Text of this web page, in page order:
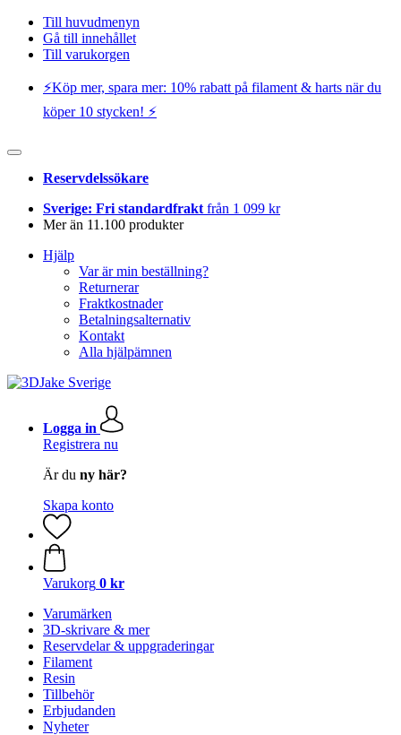
Till huvudmenyn
Gå till innehållet
Till varukorgen
⚡️Köp mer, spara mer: 10% rabatt på filament & harts när du
köper 10 stycken! ⚡️
Reservdelssökare
Sverige: Fri standardfrakt från 1 099 kr
Mer än 11.100 produkter
Hjälp
Var är min beställning?
Returnerar
Fraktkostnader
Betalningsalternativ
Kontakt
Alla hjälpämnen
Logga in
Registrera nu
Är du ny här?
Skapa konto
Varukorg 0 kr
Varumärken
3D-skrivare & mer
Reservdelar & uppgraderingar
Filament
Resin
Tillbehör
Erbjudanden
Nyheter